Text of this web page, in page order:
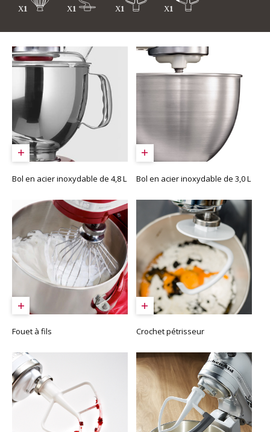
Bol en acier inoxydable de 4,8 L Bol en acier inoxydable de 3,0 L
Fouet à fils Crochet pétrisseur